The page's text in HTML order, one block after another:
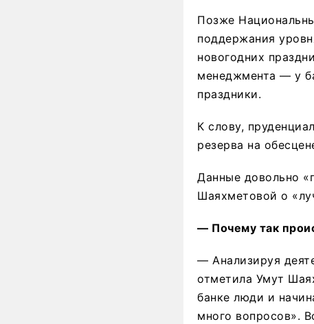
Позже
поддержания
новогодних
менеджмента — у
праздники.
К слову,
резерва на
Данные довольно
Шаяхметовой о
— Почему так
— Анализируя
отметила Умут
банке люди и
много вопросов».